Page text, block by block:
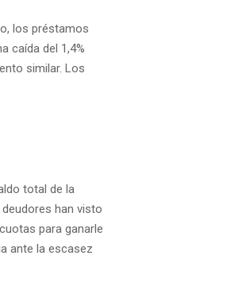
los préstamos
caída del 1,4%
similar. Los
total de la
han visto
para ganarle
ante la escasez